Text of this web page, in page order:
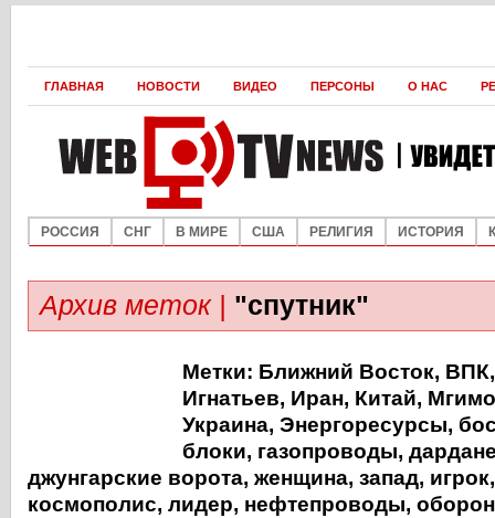
ГЛАВНАЯ НОВОСТИ ВИДЕО ПЕРСОНЫ О НАС
РОССИЯ СНГ В МИРЕ США РЕЛИГИЯ ИСТОРИЯ
Архив меток | "спутник"
Метки: Ближний Восток, ВПК
Игнатьев, Иран, Китай, Мгимо
Украина, Энергоресурсы,
блоки, газопроводы,
джунгарские ворота, женщина, запад, игрок
космополис, лидер, нефтепроводы,